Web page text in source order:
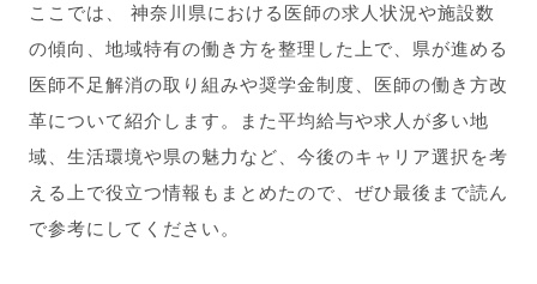
ここでは、 神奈川県における医師の求人状況や施設数
の傾向、地域特有の働き方を整理した上で、県が進める
医師不足解消の取り組みや奨学金制度、医師の働き方改
革について紹介します。また平均給与や求人が多い地
域、生活環境や県の魅力など、今後のキャリア選択を考
える上で役立つ情報もまとめたので、ぜひ最後まで読ん
で参考にしてください。